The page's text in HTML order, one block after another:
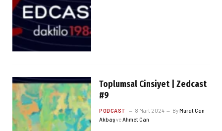
Toplumsal Cinsiyet | Zedcast
#9
PODCAST 8 Mart 2024 ByMurat Can
AkbaşveAhmet Can